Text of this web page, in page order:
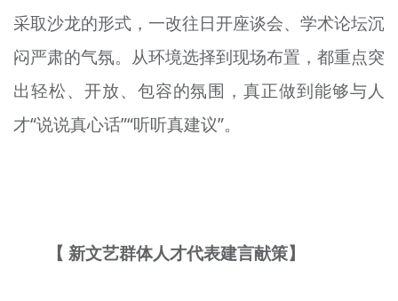
采取沙龙的形式，一改往日开座谈会、学术论坛沉
闷严肃的气氛。从环境选择到现场布置，都重点突
出轻松、开放、包容的氛围，真正做到能够与人
才“说说真心话”“听听真建议”。
【 新文艺群体人才代表建言献策】